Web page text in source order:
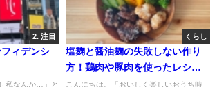
2. 注目
ィデンシ
私なんか…」と
くらし
塩麹と醤油麹の失敗しない作り
方！鶏肉や豚肉を使ったレシピ
による食べ比べ対決レポート
こんにちは。「おいしく楽しいおうち時